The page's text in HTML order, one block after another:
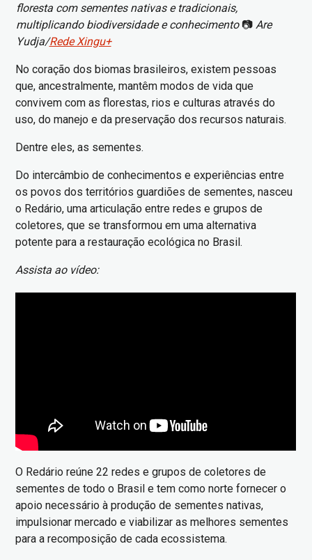
floresta com sementes nativas e tradicionais,
multiplicando biodiversidade e conhecimento📷 Are
Yudja/Rede Xingu+
No coração dos biomas brasileiros, existem pessoas
que, ancestralmente, mantêm modos de vida que
convivem com as florestas, rios e culturas através do
uso, do manejo e da preservação dos recursos naturais.
Dentre eles, as sementes.
Do intercâmbio de conhecimentos e experiências entre
os povos dos territórios guardiões de sementes, nasceu
o Redário, uma articulação entre redes e grupos de
coletores, que se transformou em uma alternativa
potente para a restauração ecológica no Brasil.
Assista ao vídeo:
O Redário reúne 22 redes e grupos de coletores de
sementes de todo o Brasil e tem como norte fornecer o
apoio necessário à produção de sementes nativas,
impulsionar mercado e viabilizar as melhores sementes
para a recomposição de cada ecossistema.